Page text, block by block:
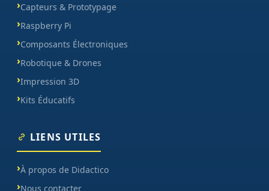
Capteurs & Prototypage
Raspberry Pi
Composants Électroniques
Robotique & Drones
Impression 3D
Kits Éducatifs
LIENS UTILES
À propos de Didactico
Nous contacter